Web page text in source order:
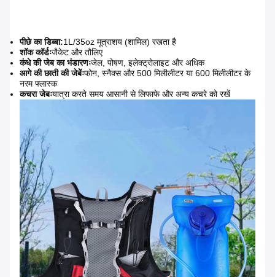
पीछे का डिब्बा:1L/35oz मूत्राशय (शामिल) रखता है
शॉक कॉर्डःजैकेट और तौलिए
कंधे की जेब का भंडारणःजेल, पोषण, इलेक्ट्रोलाइट और अधिक
आगे की छाती की जेबेंःफोन, स्नैक्स और 500 मिलीलीटर या 600 मिलीलीटर के
नरम फ्लास्क
कचरा जेबःयात्रा करते समय आसानी से लिफाफे और अन्य कचरे को रखें